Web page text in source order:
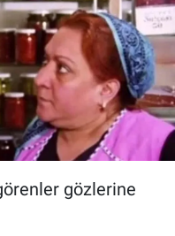
gözlerine